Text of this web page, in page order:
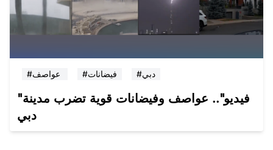
#فيضانات #دبي
"فيديو".. عواصف وفيضانات قوية تضرب مدينة
دبي